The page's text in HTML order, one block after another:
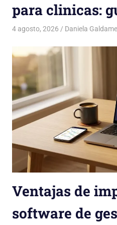
para clinicas:
4 agosto, 2026 Daniela
Ventajas de
software de